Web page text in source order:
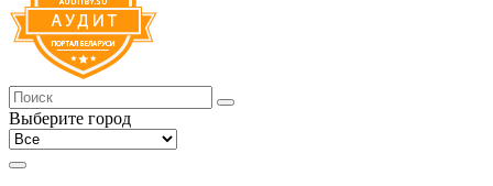
Выберите город